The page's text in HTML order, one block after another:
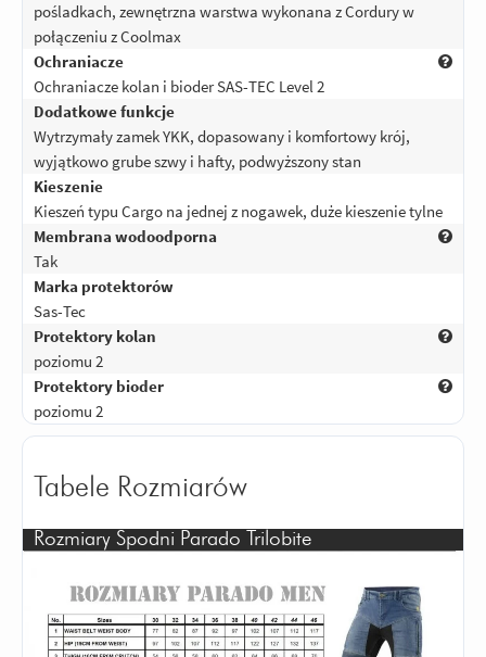
pośladkach, zewnętrzna warstwa wykonana z Cordury w
połączeniu z Coolmax
Ochraniacze
Ochraniacze kolan i bioder SAS-TEC Level 2
Dodatkowe funkcje
Wytrzymały zamek YKK, dopasowany i komfortowy krój,
wyjątkowo grube szwy i hafty, podwyższony stan
Kieszenie
Kieszeń typu Cargo na jednej z nogawek, duże kieszenie tylne
Membrana wodoodporna
Tak
Marka protektorów
Sas-Tec
Protektory kolan
poziomu 2
Protektory bioder
poziomu 2
Tabele Rozmiarów
Rozmiary Spodni Parado Trilobite